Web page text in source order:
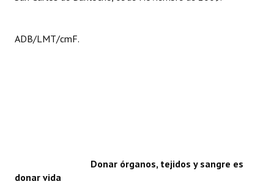
ADB/LMT/cmF.
Donar órganos, tejidos y sangre es
donar vida